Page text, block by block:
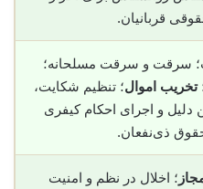
قربانیان.
سرقت و سرقت مسلحانه؛
تخریب اموال؛ تنظیم شکایت،
دلیل و اجرای احکام کیفری
ذی‌نفعان.
؛ اخلال در نظم و امنیت